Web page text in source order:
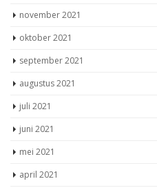
november 2021
oktober 2021
september 2021
augustus 2021
juli 2021
juni 2021
mei 2021
april 2021